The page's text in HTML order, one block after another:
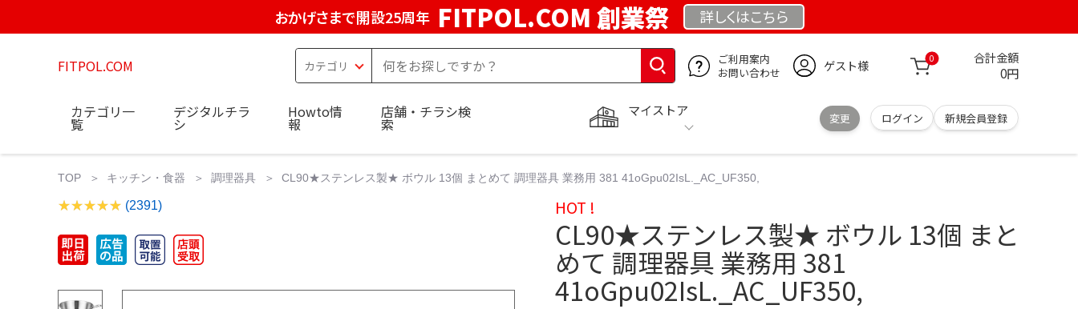
おかげさまで開設25周年 FITPOL.COM 創業祭 詳しくはこちら
FITPOL.COM
ご利用案内
お問い合わせ
ゲスト様 0 合計金額
0円
マイストア
変更 ログイン 新規会員登録
カテゴリ一
覧
デジタルチラ
シ
Howto情
報
店舗・チラシ検
索
TOP キッチン・食器 調理器具 CL90★ステンレス製★ ボウル 13個 まとめて 調理器具 業務用 381 41oGpu02IsL._AC_UF350,
(2391) HOT !
CL90★ステンレス製★ ボウル 13個 まと
めて 調理器具 業務用 381
41oGpu02IsL._AC_UF350,